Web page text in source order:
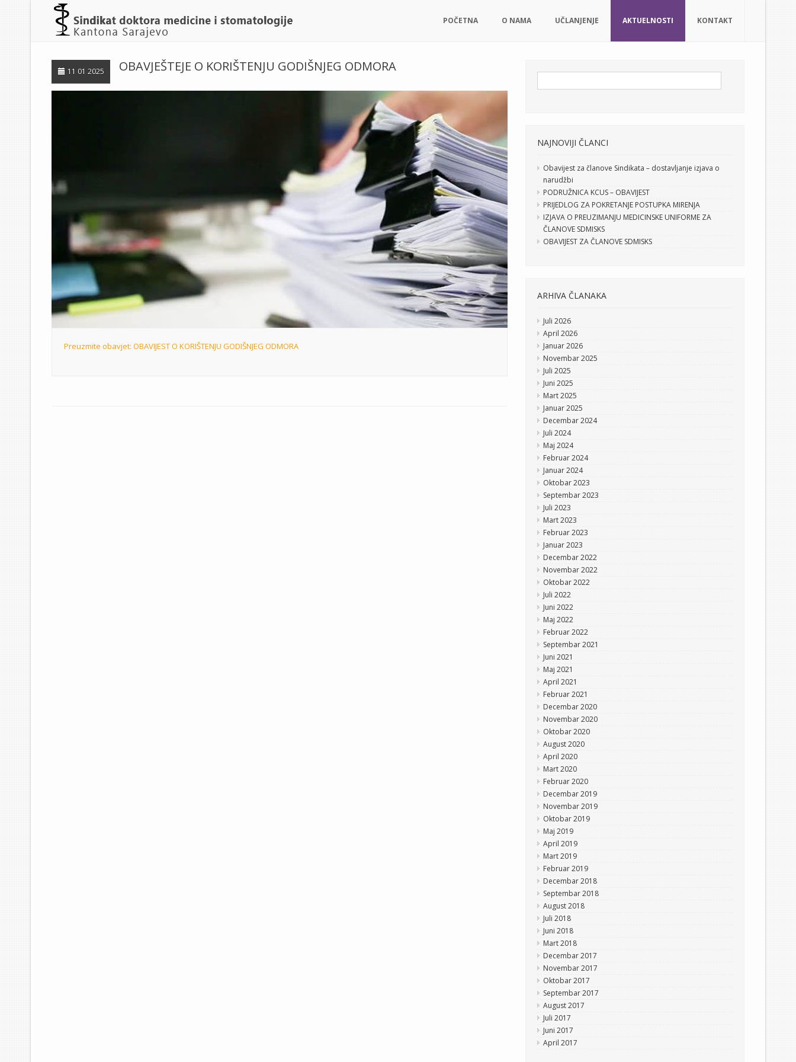
POČETNA O NAMA UČLANJENJE AKTUELNOSTI KONTAKT
11 01 2025 OBAVJEŠTEJE O KORIŠTENJU GODIŠNJEG ODMORA
Preuzmite obavjet: OBAVIJEST O KORIŠTENJU GODIŠNJEG ODMORA
NAJNOVIJI ČLANCI
Obavijest za članove Sindikata – dostavljanje izjava o
narudžbi
PODRUŽNICA KCUS – OBAVIJEST
PRIJEDLOG ZA POKRETANJE POSTUPKA MIRENJA
IZJAVA O PREUZIMANJU MEDICINSKE UNIFORME ZA
ČLANOVE SDMISKS
OBAVIJEST ZA ČLANOVE SDMISKS
ARHIVA ČLANAKA
Juli 2026
April 2026
Januar 2026
Novembar 2025
Juli 2025
Juni 2025
Mart 2025
Januar 2025
Decembar 2024
Juli 2024
Maj 2024
Februar 2024
Januar 2024
Oktobar 2023
Septembar 2023
Juli 2023
Mart 2023
Februar 2023
Januar 2023
Decembar 2022
Novembar 2022
Oktobar 2022
Juli 2022
Juni 2022
Maj 2022
Februar 2022
Septembar 2021
Juni 2021
Maj 2021
April 2021
Februar 2021
Decembar 2020
Novembar 2020
Oktobar 2020
August 2020
April 2020
Mart 2020
Februar 2020
Decembar 2019
Novembar 2019
Oktobar 2019
Maj 2019
April 2019
Mart 2019
Februar 2019
Decembar 2018
Septembar 2018
August 2018
Juli 2018
Juni 2018
Mart 2018
Decembar 2017
Novembar 2017
Oktobar 2017
Septembar 2017
August 2017
Juli 2017
Juni 2017
April 2017